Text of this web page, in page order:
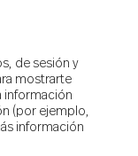
combinando
¡Descúbrelas y
proyectos con la
de sesión y
mostrarte
información
(por ejemplo,
información